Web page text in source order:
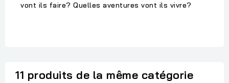
vont ils faire? Quelles aventures vont ils vivre?
11 produits de la même catégorie